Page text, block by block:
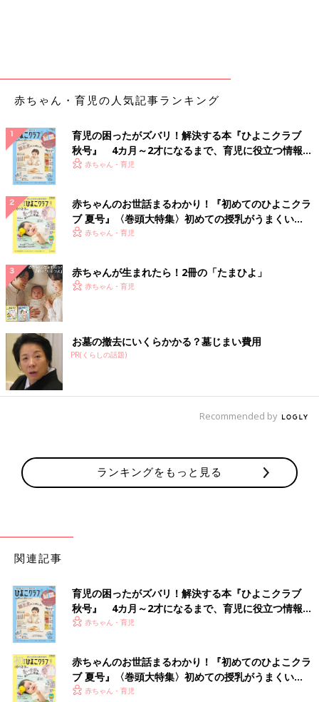
ポーチ
pan_seri.suriさんが紹介しているのは、セリアのはっ水ミニポー
るんだそう♪ 防水仕様ではないようですが、水をはじいてくれる
ため、雨の日のお出かけにもぴったりみたいです！
【3COINS】高見えで2色買い！シンプルで使いやす
いダブルポケットキーケース
赤ちゃん・育児の人気記事ランキング
育児の困ったがズバリ！解決する本『ひよこクラブ
秋号』 4カ月～2才になるまで、育児に役立つ情報が
いっぱい！
赤ちゃん・育児
赤ちゃんのお世話まるわかり！『初めてのひよこクラ
ブ 夏号』〈巻頭大特集〉初めての授乳がうまくい
く！ おっぱい・ミルクの基本と夏のトラブル 解決テ
赤ちゃん・育児
赤ちゃんが生まれたら！2冊の「たまひよ」
赤ちゃん・育児
お墓の撤去にいくらかかる？墓じまい費用
PR(くらしの話題)
Recommended by
ランキングをもっと見る
関連記事
育児の困ったがズバリ！解決する本『ひよこクラブ
秋号』 4カ月～2才になるまで、育児に役立つ情報が
いっぱい！
赤ちゃん・育児
赤ちゃんのお世話まるわかり！『初めてのひよこクラ
ブ 夏号』〈巻頭大特集〉初めての授乳がうまくい
く！ おっぱい・ミルクの基本と夏のトラブル 解決テ
赤ちゃん・育児